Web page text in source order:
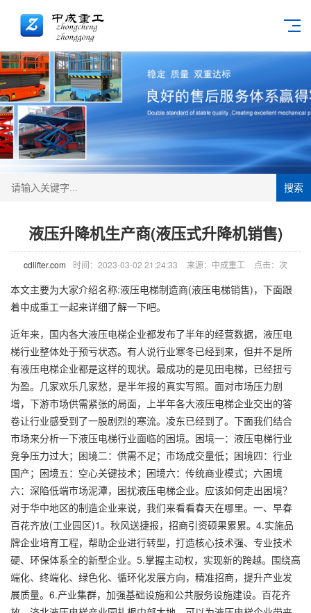
搜索
液压升降机生产商(液压式升降机销售)
cdlifter.com 时间：2023-03-02 21:24:33 来源：中成重工 点击： 次
本文主要为大家介绍名称:液压电梯制造商(液压电梯销售)，下面跟
着中成重工一起来详细了解一下吧。
近年来，国内各大液压电梯企业都发布了半年的经营数据，液压电
梯行业整体处于预亏状态。有人说行业寒冬已经到来，但并不是所
有液压电梯企业都是这样的现状。最成功的是见田电梯，已经扭亏
为盈。几家欢乐几家愁，是半年报的真实写照。面对市场压力剧
增，下游市场供需紧张的局面，上半年各大液压电梯企业交出的答
卷让行业感受到了一股剧烈的寒流。凌东已经到了。下面我们结合
市场来分析一下液压电梯行业面临的困境。困境一：液压电梯行业
竞争压力过大；困境二：供需不足；市场成交量低；困境四：行业
国产；困境五：空心关键技术；困境六：传统商业模式；六困境
六：深陷低端市场泥潭，困扰液压电梯企业。应该如何走出困境？
对于华中地区的制造企业来说，我们来看看春天在哪里。一、早春
百花齐放(工业园区)1。秋风送捷报，招商引资硕果累累。4.实施品
牌企业培育工程，帮助企业进行转型，打造核心技术强、专业技术
硬、环保体系全的新型企业。5.掌握主动权，实现新的跨越。围绕高
端化、终端化、绿色化、循环化发展方向，精准招商，提升产业发
展质量。6.产业集群，加强基础设施和公共服务设施建设。百花齐